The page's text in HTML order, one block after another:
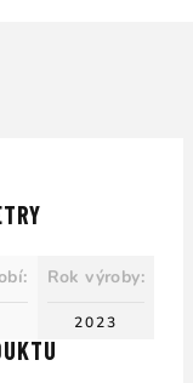
: Rok výroby:
2023